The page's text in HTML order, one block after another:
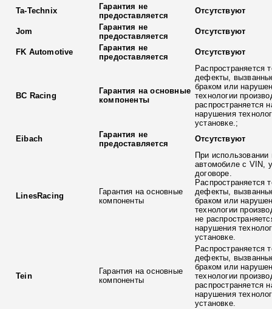
Ta-Technix
Гарантия не
предоставляется
Отсутствуют
Jom
Гарантия не
предоставляется
Отсутствуют
FK Automotive
Гарантия не
предоставляется
Отсутствуют
BC Racing
Гарантия на основные
компоненты
Распространяется
дефекты,
браком или
технологии
распространяется
нарушения
установке.;
Eibach
Гарантия не
предоставляется
Отсутствуют
LinesRacing
Гарантия на основные
компоненты
При использовании
автомобиле с VIN,
договоре.
Распространяется
дефекты,
браком или
технологии
не
нарушения
установке.
Tein
Гарантия на основные
компоненты
Распространяется
дефекты,
браком или
технологии
распространяется
нарушения
установке.